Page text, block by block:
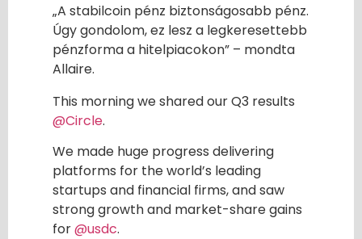
„A stabilcoin pénz biztonságosabb pénz.
Úgy gondolom, ez lesz a legkeresettebb
pénzforma a hitelpiacokon” – mondta
Allaire.
This morning we shared our Q3 results
@Circle.
We made huge progress delivering
platforms for the world’s leading
startups and financial firms, and saw
strong growth and market-share gains
for@usdc.